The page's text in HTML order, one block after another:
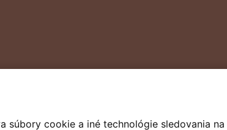
súbory cookie a iné technológie sledovania